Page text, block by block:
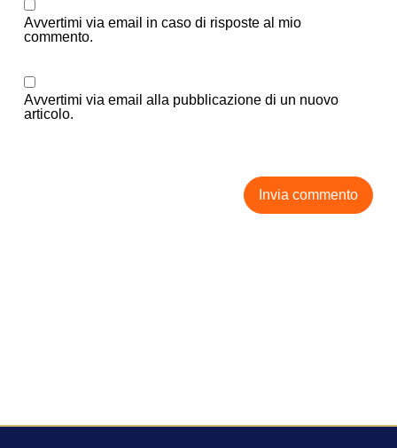
Avvertimi via email in caso di risposte al mio
commento.
Avvertimi via email alla pubblicazione di un nuovo
articolo.